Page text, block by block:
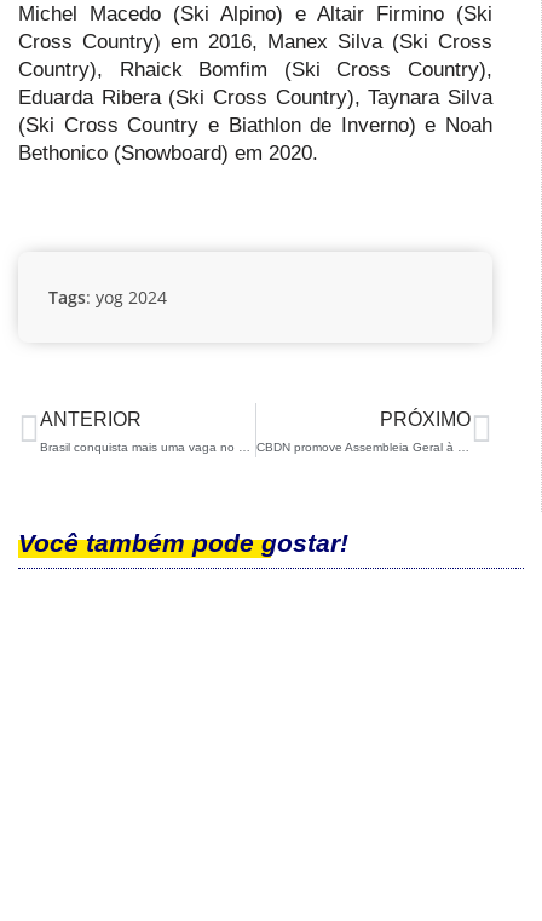
Michel Macedo (Ski Alpino) e Altair Firmino (Ski
Cross Country) em 2016, Manex Silva (Ski Cross
Country), Rhaick Bomfim (Ski Cross Country),
Eduarda Ribera (Ski Cross Country), Taynara Silva
(Ski Cross Country e Biathlon de Inverno) e Noah
Bethonico (Snowboard) em 2020.
Tags: yog 2024
ANTERIOR
Brasil conquista mais uma vaga no YOG 2024
PRÓXIMO
CBDN promove Assembleia Geral à distância
Você também pode gostar!